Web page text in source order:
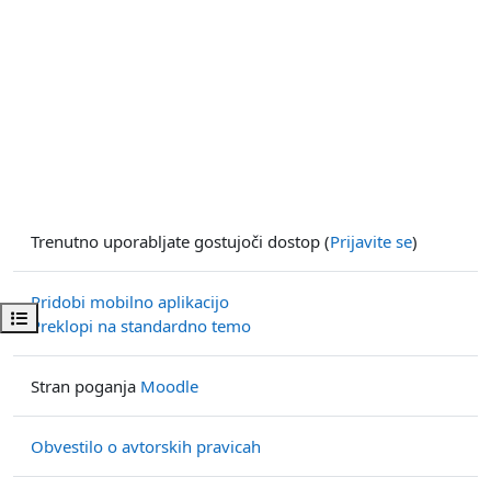
Odpri kazalo predmeta
Trenutno uporabljate gostujoči dostop (Prijavite se)
Pridobi mobilno aplikacijo
Preklopi na standardno temo
Stran poganja Moodle
Obvestilo o avtorskih pravicah